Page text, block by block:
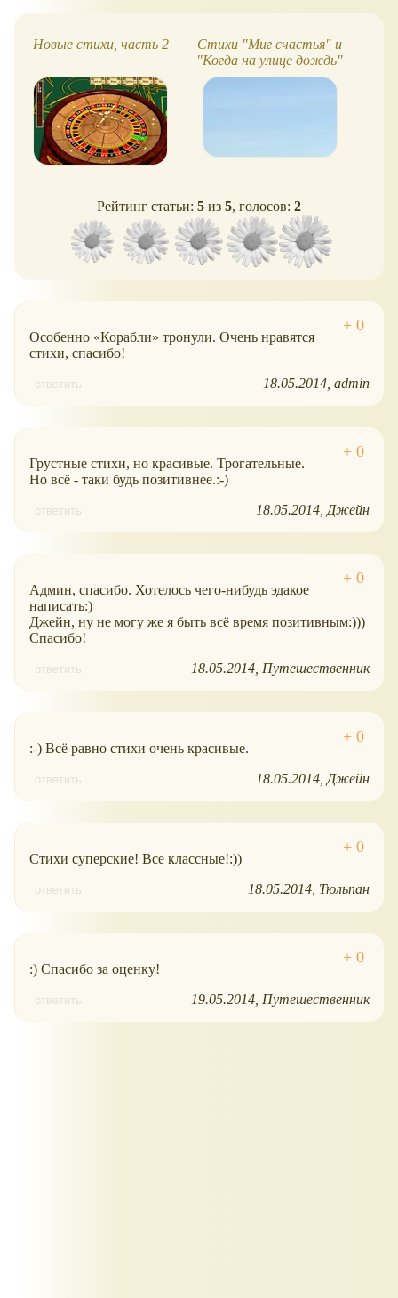
Новые стихи, часть 2
Стихи "Миг счастья" и
"Когда на улице дождь"
Рейтинг статьи: 5 из 5, голосов: 2
Особенно Корабли
тронули. Очень нравятся
стихи, спасибо!
ответить 18.05.2014 admin
Грустные стихи, но красивые. Трогательные.
Но всё - таки будь позитивнее.:-)
ответить 18.05.2014 Джейн
Админ, спасибо. Хотелось чего-нибудь эдакое
написать:)
Джейн, ну не могу же я быть всё время позитивным:)))
Спасибо!
ответить 18.05.2014 Путешественник
:-) Всё равно стихи очень красивые.
ответить 18.05.2014 Джейн
Стихи суперские! Все классные!:))
ответить 18.05.2014 Тюльпан
:) Спасибо за оценку!
ответить 19.05.2014 Путешественник